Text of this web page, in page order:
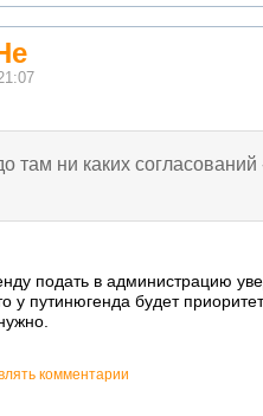
там ни каких
подать в администрацию
у путинюгенда будет
комментарии